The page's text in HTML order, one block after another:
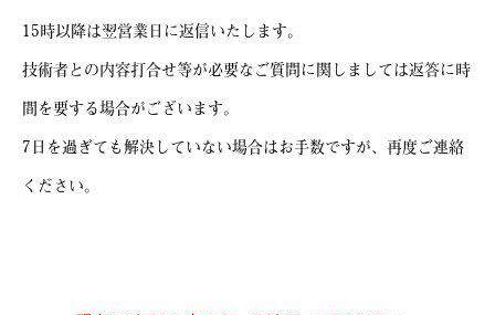
15時以降は翌営業日に返信いたします。
技術者との内容打合せ等が必要なご質問に関しましては返答に時
間を要する場合がございます。
7日を過ぎても解決していない場合はお手数ですが、再度ご連絡
ください。